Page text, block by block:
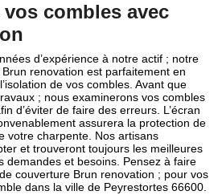
combles avec
d’expérience à notre actif ; notre
renovation est parfaitement en
de vos combles. Avant que
; nous examinerons vos combles
d’éviter de faire des erreurs. L’écran
assurera la protection de
votre charpente. Nos artisans
et trouveront toujours les meilleures
demandes et besoins. Pensez à faire
couverture Brun renovation ; pour vos
dans la ville de Peyrestortes 66600.